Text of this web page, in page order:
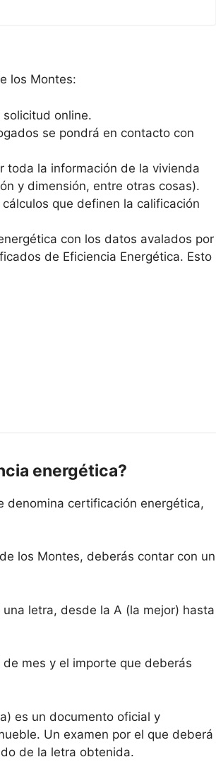
los Montes:
online.
se pondrá en contacto con
toda la información de la vivienda
y dimensión, entre otras cosas).
que definen la calificación
con los datos avalados por
de Eficiencia Energética. Esto
energética?
denomina certificación energética,
los Montes, deberás contar con un
letra, desde la A (la mejor) hasta
mes y el importe que deberás
es un documento oficial y
Un examen por el que deberá
de la letra obtenida.